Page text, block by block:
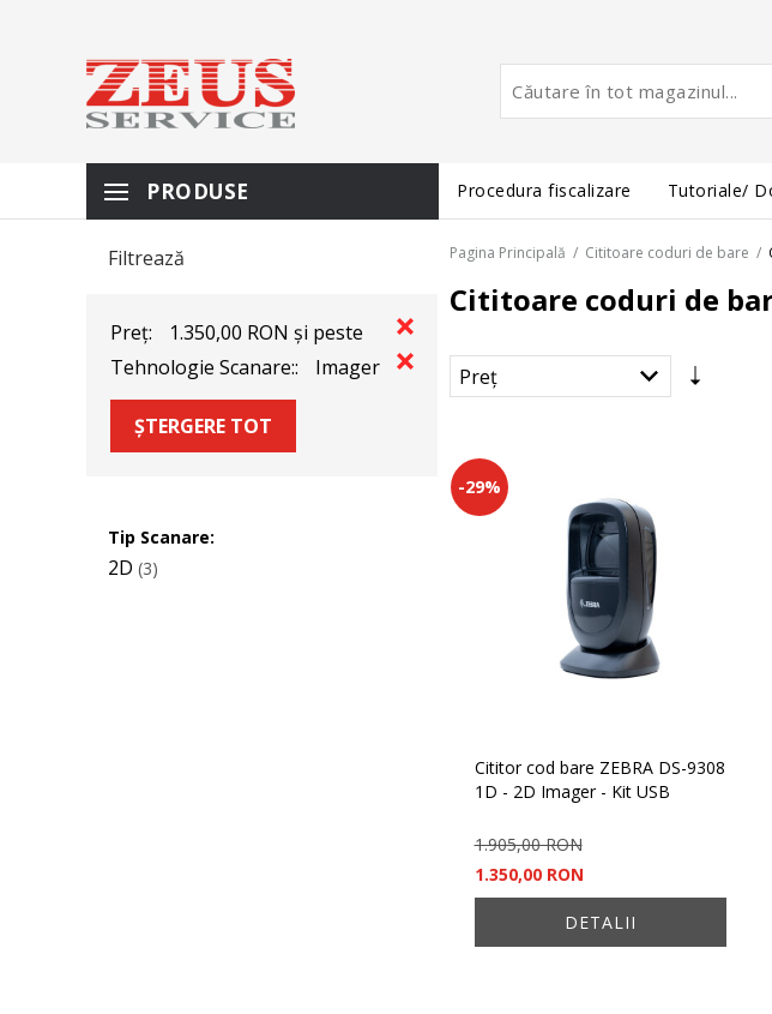
PRODUSE Procedura fiscalizare Tutoriale/
Filtrează
Preț:
1.350,00 RON și peste
Tehnologie Scanare::
Imager
ȘTERGERE TOT
Tip Scanare:
2D (3)
Pagina Principală / Cititoare coduri de bare /
Cititoare coduri de
-29%
Cititor cod bare ZEBRA DS-9308
1D - 2D Imager - Kit USB
1.905,00 RON
1.350,00 RON
DETALII